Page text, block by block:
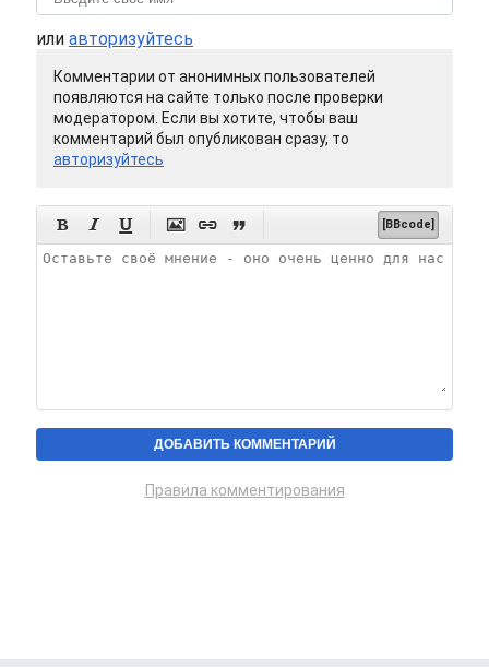
или авторизуйтесь
Комментарии от анонимных пользователей
появляются на сайте только после проверки
модератором. Если вы хотите, чтобы ваш
комментарий был опубликован сразу, то
авторизуйтесь
      [BBcode]
Правила комментирования